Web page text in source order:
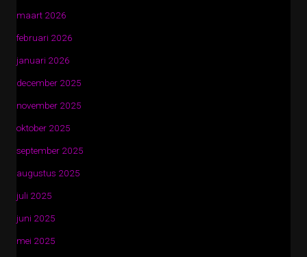
maart 2026
februari 2026
januari 2026
december 2025
november 2025
oktober 2025
september 2025
augustus 2025
juli 2025
juni 2025
mei 2025